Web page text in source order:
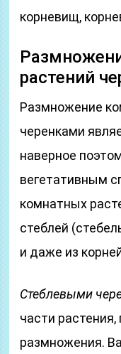
корневищ,
растений
Размножение
черенками
наверное
вегетативным
комнатных
стеблей
и даже из
Стеблевыми
части
размножения.